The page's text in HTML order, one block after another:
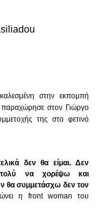
στην εκπομπή
στον Γιώργο
της στο φετινό
δεν θα είμαι. Δεν
να χορέψω και
θα συμμετάσχω δεν τον
η front woman του